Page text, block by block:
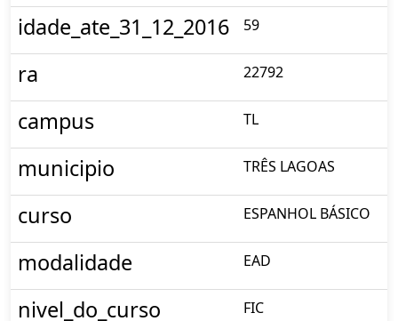
idade_ate_31_12_2016 59
ra 22792
campus TL
municipio TRÊS LAGOAS
curso ESPANHOL BÁSICO
modalidade EAD
nivel_do_curso FIC